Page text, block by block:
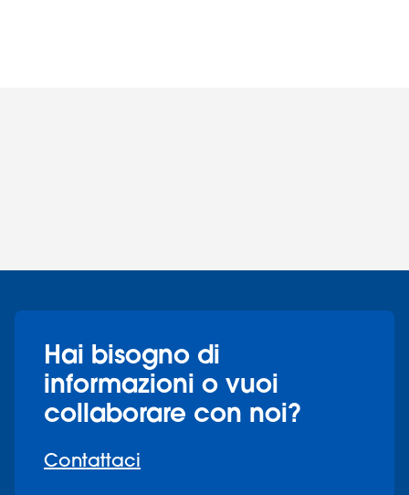
Hai bisogno di
informazioni o vuoi
collaborare con noi?
Contattaci